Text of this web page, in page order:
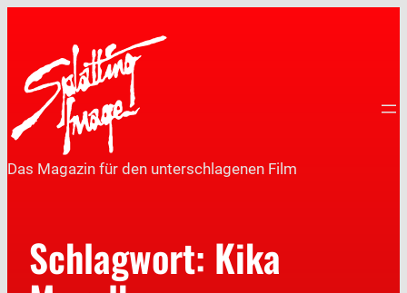
Das Magazin für den unterschlagenen Film
Schlagwort: Kika